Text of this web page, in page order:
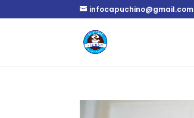
infocapuchino@gmail.com